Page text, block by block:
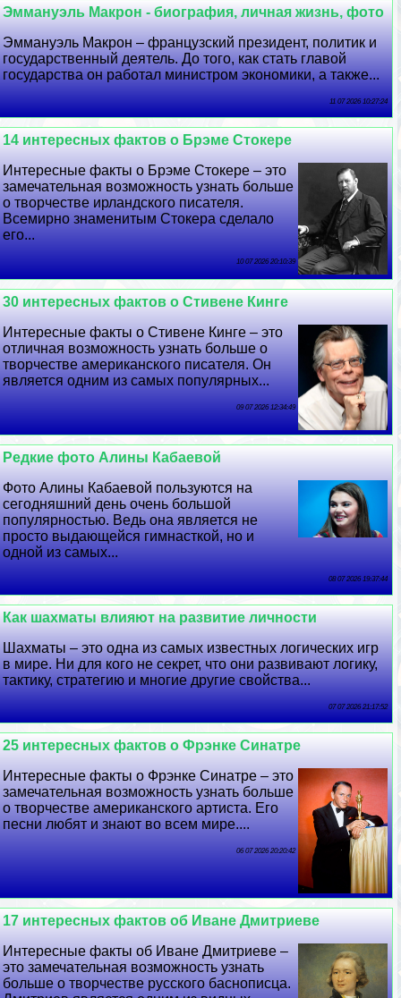
Эммануэль Макрон - биография, личная жизнь, фото
Эммануэль Макрон – французский президент, политик и
государственный деятель. До того, как стать главой
государства он работал министром экономики, а также...
11 07 2026 10:27:24
14 интересных фактов о Брэме Стокере
Интересные факты о Брэме Стокере – это
замечательная возможность узнать больше
о творчестве ирландского писателя.
Всемирно знаменитым Стокера сделало
его...
10 07 2026 20:10:39
30 интересных фактов о Стивене Кинге
Интересные факты о Стивене Кинге – это
отличная возможность узнать больше о
творчестве американского писателя. Он
является одним из самых популярных...
09 07 2026 12:34:49
Редкие фото Алины Кабаевой
Фото Алины Кабаевой пользуются на
сегодняшний день очень большой
популярностью. Ведь она является не
просто выдающейся гимнасткой, но и
одной из самых...
08 07 2026 19:37:44
Как шахматы влияют на развитие личности
Шахматы – это одна из самых известных логических игр
в мире. Ни для кого не секрет, что они развивают логику,
тактику, стратегию и многие другие свойства...
07 07 2026 21:17:52
25 интересных фактов о Фрэнке Синатре
Интересные факты о Фрэнке Синатре – это
замечательная возможность узнать больше
о творчестве американского артиста. Его
песни любят и знают во всем мире....
06 07 2026 20:20:42
17 интересных фактов об Иване Дмитриеве
Интересные факты об Иване Дмитриеве –
это замечательная возможность узнать
больше о творчестве русского баснописца.